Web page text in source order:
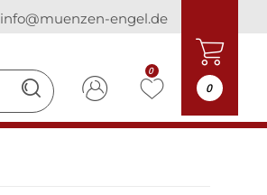
info@muenzen-engel.de
0
0